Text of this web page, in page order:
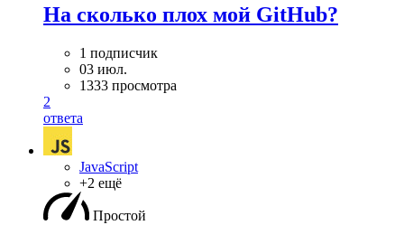
На сколько плох мой GitHub?
1 подписчик
03 июл.
1333 просмотра
2
ответа
JavaScript
+2 ещё
Простой